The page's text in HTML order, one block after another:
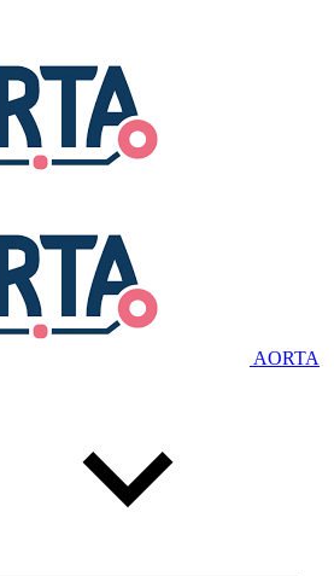
AORTA